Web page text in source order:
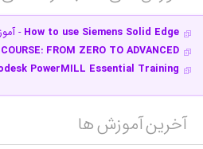
How to use Siemens Solid Edge
-
FROM ZERO TO ADVANCED
PowerMILL Essential Training
آخرین آموزش ها